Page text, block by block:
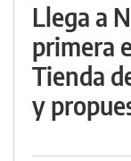
Llega a
primera
Tienda
y